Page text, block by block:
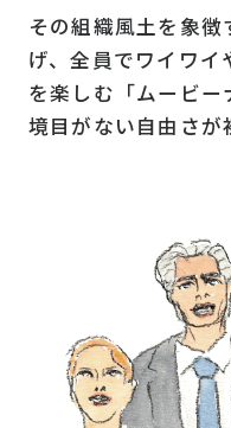
その組織風土を象
げ、全員でワイワ
を楽しむ「ムービー
境目がない自由さが